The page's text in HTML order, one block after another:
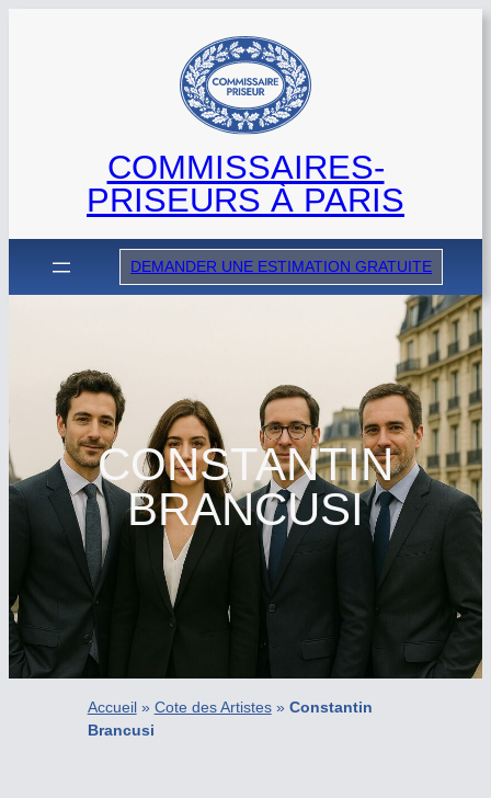
COMMISSAIRES-
PRISEURS À PARIS
DEMANDER UNE ESTIMATION GRATUITE
CONSTANTIN
BRANCUSI
Accueil» Cote des Artistes» Constantin
Brancusi